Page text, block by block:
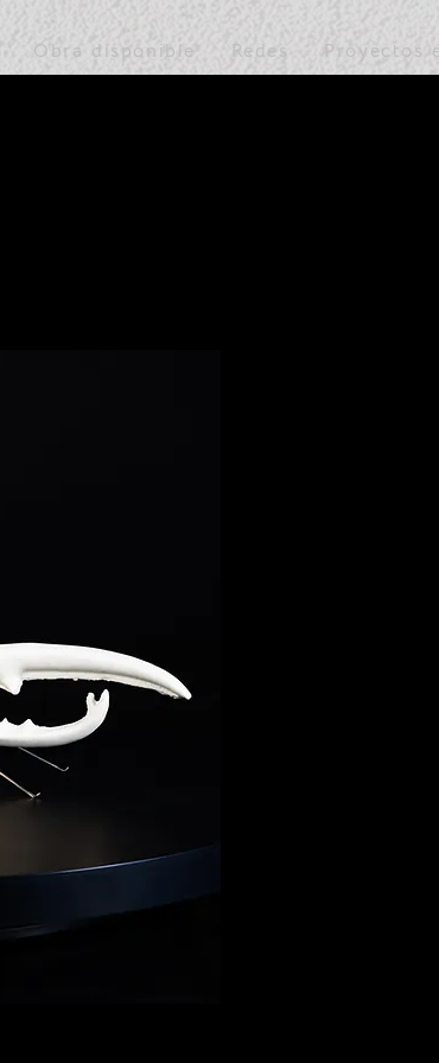
Obra disponible Redes Proyectos